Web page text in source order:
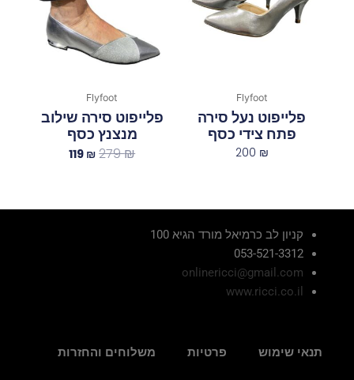
Flyfoot
פלייפוט נעל סירה
פתח צידי כסף
200 ₪
Flyfoot
פלייפוט סירה שילוב
מנצנץ כסף
279₪
119 ₪
קניון לב כרמיאל מורד הגיא 100
053-521-3312
onlinericci@gmail.com
www.ricci.co.il
תנאי שימוש פרטיות משלוחים והחזרות